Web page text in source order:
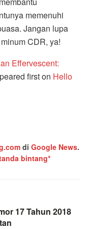
memenuhi
Jangan lupa
CDR, ya!
Effervescent:
first on Hello
di Google News.
bintang*
17 Tahun 2018